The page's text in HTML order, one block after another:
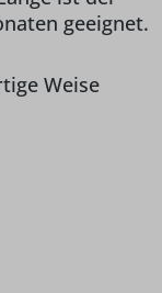
geeignet.
Weise